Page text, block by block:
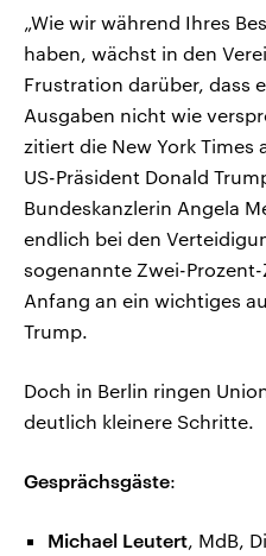
„Wie wir während Ihres
haben, wächst in den
Frustration darüber, dass
Ausgaben nicht wie
zitiert die New York Times
US-Präsident Donald
Bundeskanzlerin Angela
endlich bei den
sogenannte Zwei-
Anfang an ein wichtiges
Trump.
Doch in Berlin ringen
deutlich kleinere Schritte.
Gesprächsgäste:
Michael Leutert, MdB,